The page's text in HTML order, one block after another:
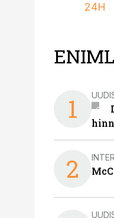
24H
1
2